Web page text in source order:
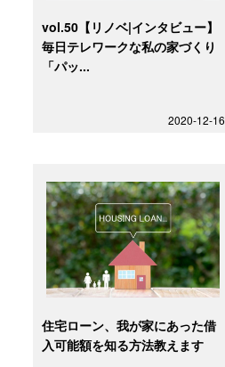
vol.50【リノベ|インタビュー】
毎日テレワークな私の家づくり
「パッ...
2020-12-16
住宅ローン、我が家にあった借
入可能額を知る方法教えます